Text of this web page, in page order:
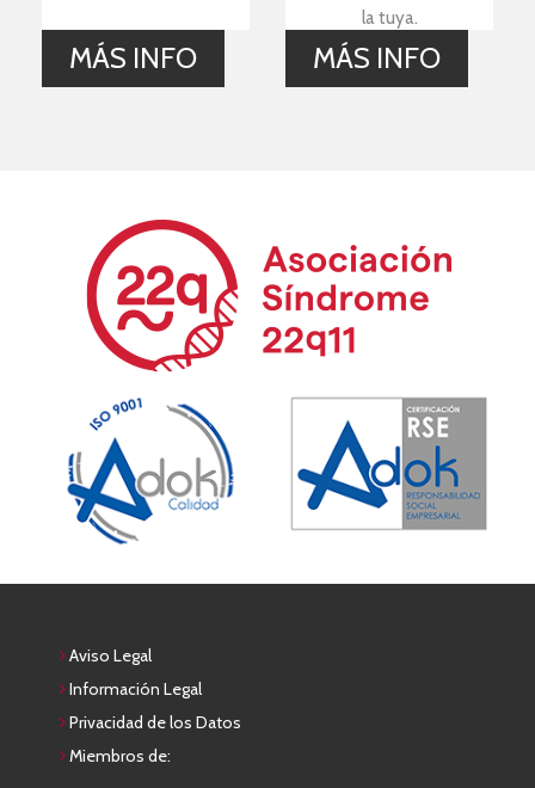
MÁS INFO
la tuya.
MÁS INFO
Aviso Legal
Información Legal
Privacidad de los Datos
Miembros de: